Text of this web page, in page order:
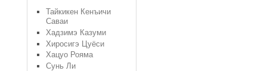
Тайкикен Кенъичи
Саваи
Хадзимэ Казуми
Хиросигэ Цуёси
Хацуо Рояма
Сунь Ли